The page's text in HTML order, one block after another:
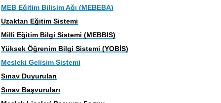
MEB Eğitim Bilişim Ağı (MEBEBA)
Uzaktan Eğitim Sistemi
Milli Eğitim Bilgi Sistemi (MEBBIS)
Yüksek Öğrenim Bilgi Sistemi (YOBİS)
Mesleki Gelişim Sistemi
Sınav Duyuruları
Sınav Başvuruları